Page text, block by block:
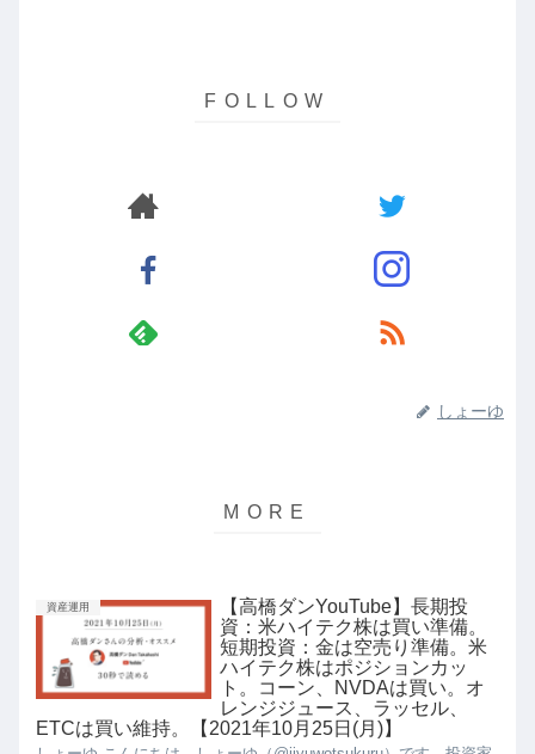
しょーゆ
資産運用
【高橋ダンYouTube】長期投
資：米ハイテク株は買い準備。
短期投資：金は空売り準備。米
ハイテク株はポジションカッ
ト。コーン、NVDAは買い。オ
レンジジュース、ラッセル、
ETCは買い維持。【2021年10月25日(月)】